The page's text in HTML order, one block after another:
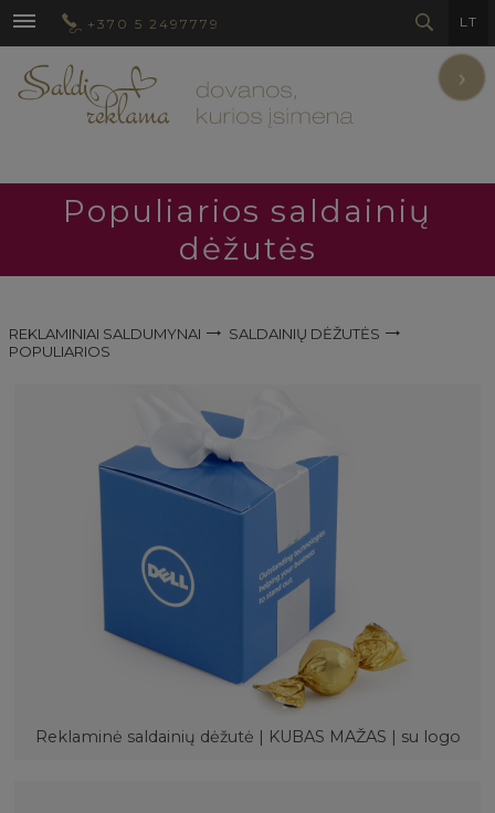
+370 5 2497779 LT
›
Populiarios saldainių
dėžutės
REKLAMINIAI SALDUMYNAI
SALDAINIŲ DĖŽUTĖS
POPULIARIOS
Reklaminė saldainių dėžutė | KUBAS MAŽAS | su logo